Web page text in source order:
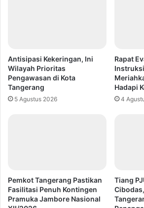
Antisipasi Kekeringan, Ini
Wilayah Prioritas
Pengawasan di Kota
Tangerang
5 Agustus 2026
Rapat
Hadapi
4
Pemkot Tangerang Pastikan
Fasilitasi Penuh Kontingen
Pramuka Jambore Nasional
Tiang